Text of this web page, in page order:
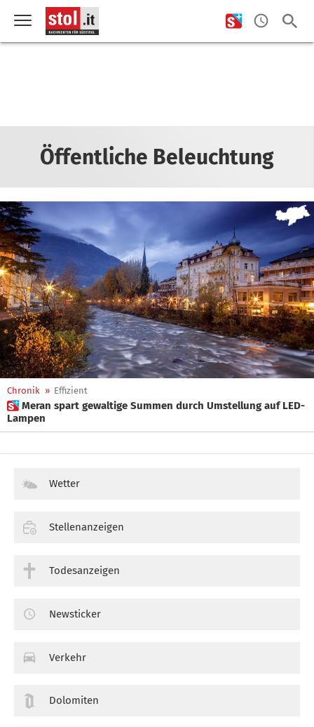
Öffentliche Beleuchtung
Chronik » Effizient
 Meran spart gewaltige Summen durch Umstellung auf LED-
Lampen
Wetter
Stellenanzeigen
Todesanzeigen
Newsticker
Verkehr
Dolomiten